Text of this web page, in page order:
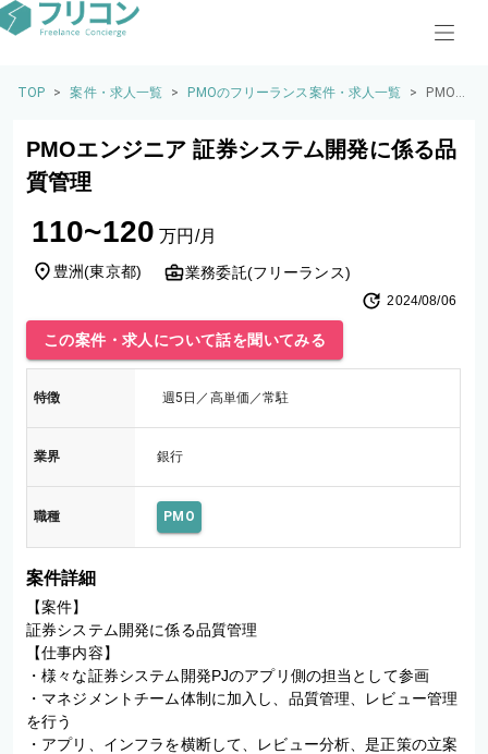
TOP > 案件・求人一覧 > PMOのフリーランス案件・求人一覧 >
PMO
証券シ
PMOエンジニア 証券システム開発に係る品
質管理
110~120 万円/月
豊洲(東京都) 業務委託(フリーランス)
2024/08/06
この案件・求人について話を聞いてみる
特徴 週5日／高単価／常駐
業界 銀行
職種 PMO
案件詳細
【案件】
証券システム開発に係る品質管理
【仕事内容】
・様々な証券システム開発PJのアプリ側の担当として参画
・マネジメントチーム体制に加入し、品質管理、レビュー管理
を行う
・アプリ、インフラを横断して、レビュー分析、是正策の立案